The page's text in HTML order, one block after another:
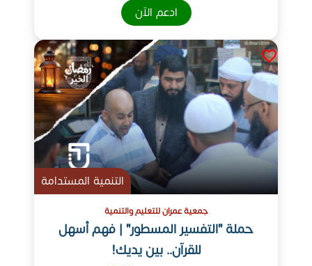
ادعم الآن
التنمية المستدامة
جمعية عمران للتعليم والتنمية
حملة "التفسير المسطور" | فهم أسهل
للقرآن.. بين يديك!